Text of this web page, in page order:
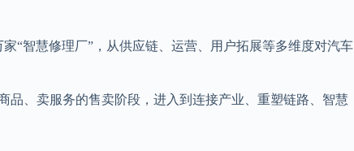
“智慧修理厂”，从供应链、运营、用户拓展等多维度对汽车
、卖服务的售卖阶段，进入到连接产业、重塑链路、智慧